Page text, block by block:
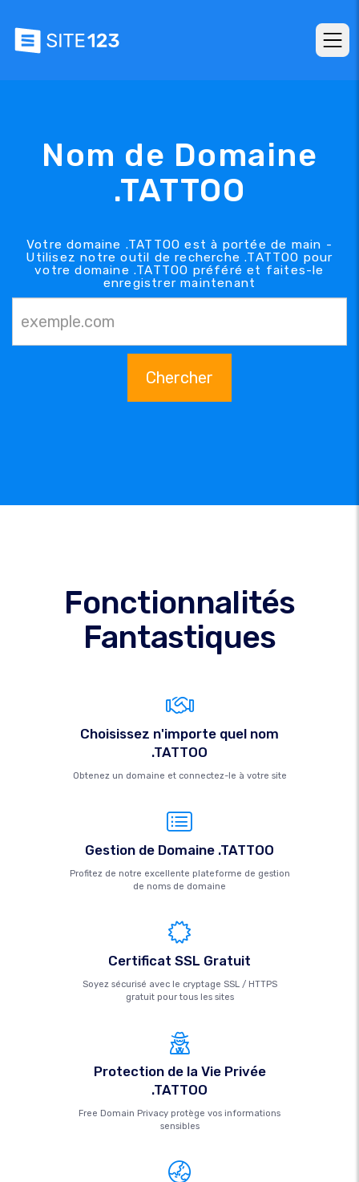
Nom de Domaine
.TATTOO
Votre domaine .TATTOO est à portée de main -
Utilisez notre outil de recherche .TATTOO pour
votre domaine .TATTOO préféré et faites-le
enregistrer maintenant
Chercher
Fonctionnalités
Fantastiques
Choisissez n'importe quel nom
.TATTOO
Obtenez un domaine et connectez-le à votre site
Gestion de Domaine .TATTOO
Profitez de notre excellente plateforme de gestion
de noms de domaine
Certificat SSL Gratuit
Soyez sécurisé avec le cryptage SSL / HTTPS
gratuit pour tous les sites
Protection de la Vie Privée
.TATTOO
Free Domain Privacy protège vos informations
sensibles